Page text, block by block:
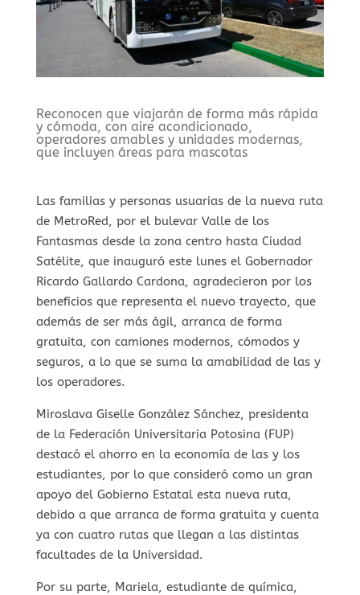
Reconocen que viajarán de forma más rápida
y cómoda, con aire acondicionado,
operadores amables y unidades modernas,
que incluyen áreas para mascotas
Las familias y personas usuarias de la nueva ruta
de MetroRed, por el bulevar Valle de los
Fantasmas desde la zona centro hasta Ciudad
Satélite, que inauguró este lunes el Gobernador
Ricardo Gallardo Cardona, agradecieron por los
beneficios que representa el nuevo trayecto, que
además de ser más ágil, arranca de forma
gratuita, con camiones modernos, cómodos y
seguros, a lo que se suma la amabilidad de las y
los operadores.
Miroslava Giselle González Sánchez, presidenta
de la Federación Universitaria Potosina (FUP)
destacó el ahorro en la economía de las y los
estudiantes, por lo que consideró como un gran
apoyo del Gobierno Estatal esta nueva ruta,
debido a que arranca de forma gratuita y cuenta
ya con cuatro rutas que llegan a las distintas
facultades de la Universidad.
Por su parte, Mariela, estudiante de química,